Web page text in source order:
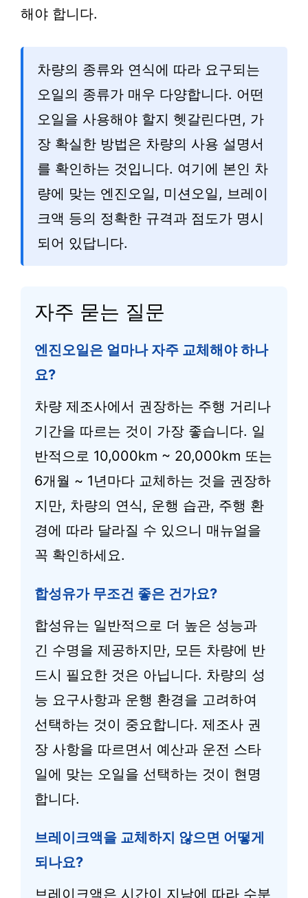
해야 합니다.
차량의 종류와 연식에 따라 요구되는
오일의 종류가 매우 다양합니다. 어떤
오일을 사용해야 할지 헷갈린다면, 가
장 확실한 방법은 차량의 사용 설명서
를 확인하는 것입니다. 여기에 본인 차
량에 맞는 엔진오일, 미션오일, 브레이
크액 등의 정확한 규격과 점도가 명시
되어 있답니다.
자주 묻는 질문
엔진오일은 얼마나 자주 교체해야 하나
요?
차량 제조사에서 권장하는 주행 거리나
기간을 따르는 것이 가장 좋습니다. 일
반적으로 10,000km ~ 20,000km 또는
6개월 ~ 1년마다 교체하는 것을 권장하
지만, 차량의 연식, 운행 습관, 주행 환
경에 따라 달라질 수 있으니 매뉴얼을
꼭 확인하세요.
합성유가 무조건 좋은 건가요?
합성유는 일반적으로 더 높은 성능과
긴 수명을 제공하지만, 모든 차량에 반
드시 필요한 것은 아닙니다. 차량의 성
능 요구사항과 운행 환경을 고려하여
선택하는 것이 중요합니다. 제조사 권
장 사항을 따르면서 예산과 운전 스타
일에 맞는 오일을 선택하는 것이 현명
합니다.
브레이크액을 교체하지 않으면 어떻게
되나요?
브레이크액은 시간이 지남에 따라 수분